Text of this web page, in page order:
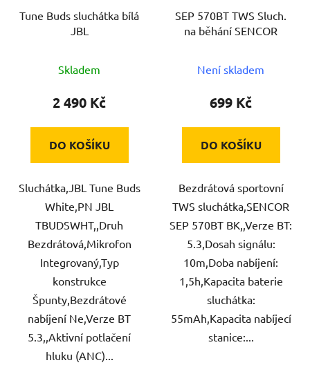
Tune Buds sluchátka bílá
JBL
Skladem
2 490 Kč
DO KOŠÍKU
Sluchátka,JBL Tune Buds
White,PN JBL
TBUDSWHT,,Druh
Bezdrátová,Mikrofon
Integrovaný,Typ
konstrukce
Špunty,Bezdrátové
nabíjení Ne,Verze BT
5.3,,Aktivní potlačení
hluku (ANC)...
SEP 570BT TWS Sluch.
na běhání SENCOR
Není skladem
699 Kč
DO KOŠÍKU
Bezdrátová sportovní
TWS sluchátka,SENCOR
SEP 570BT BK,,Verze BT:
5.3,Dosah signálu:
10m,Doba nabíjení:
1,5h,Kapacita baterie
sluchátka:
55mAh,Kapacita nabíjecí
stanice:...